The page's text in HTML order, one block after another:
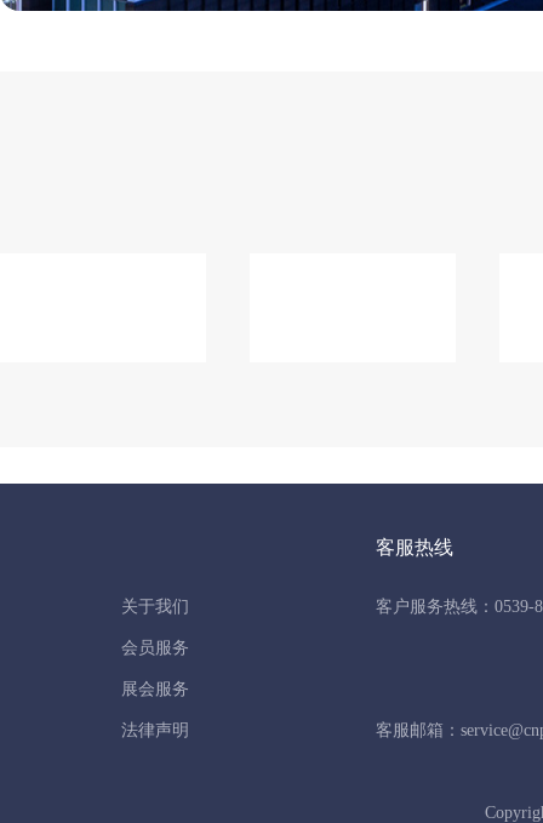
关于我们
会员服务
展会服务
法律声明
客服热线
客户服务热线：0539-
客服邮箱：